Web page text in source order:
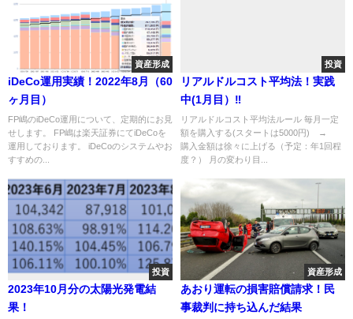
資産形成
iDeCo運用実績！2022年8月（60
ヶ月目）
FP嶋のiDeCo運用について、定期的にお見
せします。 FP嶋は楽天証券にてiDeCoを
運用しております。 iDeCoのシステムやお
すすめの...
投資
リアルドルコスト平均法！実践
中(1月目）‼
リアルドルコスト平均法ルール 毎月一定
額を購入する(スタートは5000円) →
購入金額は徐々に上げる（予定：年1回程
度？） 月の変わり目...
投資
2023年10月分の太陽光発電結
果！
資産形成
あおり運転の損害賠償請求！民
事裁判に持ち込んだ結果